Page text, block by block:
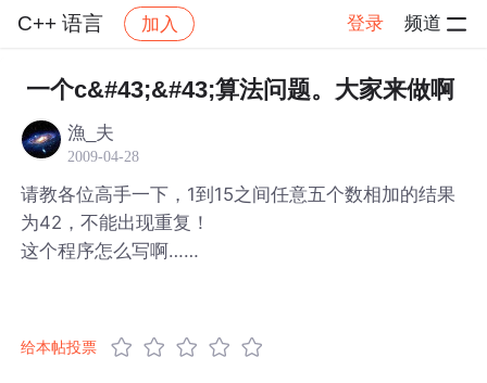
C++ 语言 加入 登录 频道
社区 C++ 语言 帖子详情
一个c&#43;&#43;算法问题。大家来做啊
漁_夫
2009-04-28
请教各位高手一下，1到15之间任意五个数相加的结果
为42，不能出现重复！
这个程序怎么写啊……
给本帖投票